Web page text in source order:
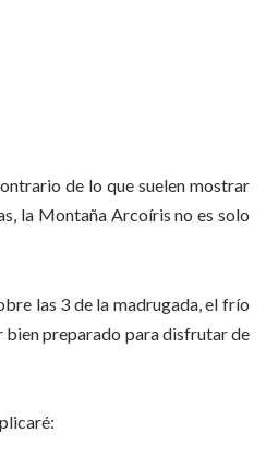
de lo que suelen mostrar
la Montaña Arcoíris no es solo
las 3 de la madrugada, el frío
bien preparado para disfrutar de